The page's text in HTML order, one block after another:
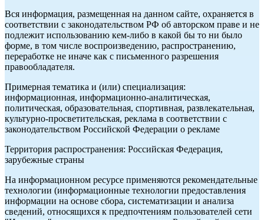
Вся информация, размещенная на данном сайте, охраняется в
соответствии с законодательством РФ об авторском праве и не
подлежит использованию кем-либо в какой бы то ни было
форме, в том числе воспроизведению, распространению,
переработке не иначе как с письменного разрешения
правообладателя.
Примерная тематика и (или) специализация:
информационная, информационно-аналитическая,
политическая, образовательная, спортивная, развлекательная,
культурно-просветительская, реклама в соответствии с
законодательством Российской Федерации о рекламе
Территория распространения: Российская Федерация,
зарубежные страны
На информационном ресурсе применяются рекомендательные
технологии (информационные технологии предоставления
информации на основе сбора, систематизации и анализа
сведений, относящихся к предпочтениям пользователей сети